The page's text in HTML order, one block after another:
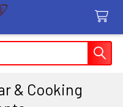
& Cooking